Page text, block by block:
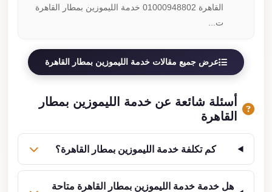
القاهرة 01000948802 خدمة الليموزين بمطار القاهرة
ت...
عرض جميع مقالات خدمة الليموزين بمطار القاهرة
أسئلة شائعة عن خدمة الليموزين بمطار
القاهرة
كم تكلفة خدمة الليموزين بمطار القاهرة؟
هل خدمة خدمة الليموزين بمطار القاهرة متاحة